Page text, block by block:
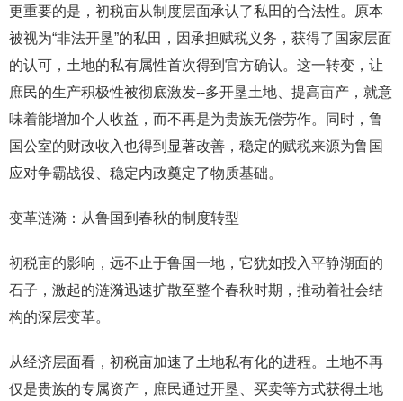
更重要的是，初税亩从制度层面承认了私田的合法性。原本
被视为“非法开垦”的私田，因承担赋税义务，获得了国家层面
的认可，土地的私有属性首次得到官方确认。这一转变，让
庶民的生产积极性被彻底激发--多开垦土地、提高亩产，就意
味着能增加个人收益，而不再是为贵族无偿劳作。同时，鲁
国公室的财政收入也得到显著改善，稳定的赋税来源为鲁国
应对争霸战役、稳定内政奠定了物质基础。
变革涟漪：从鲁国到春秋的制度转型
初税亩的影响，远不止于鲁国一地，它犹如投入平静湖面的
石子，激起的涟漪迅速扩散至整个春秋时期，推动着社会结
构的深层变革。
从经济层面看，初税亩加速了土地私有化的进程。土地不再
仅是贵族的专属资产，庶民通过开垦、买卖等方式获得土地